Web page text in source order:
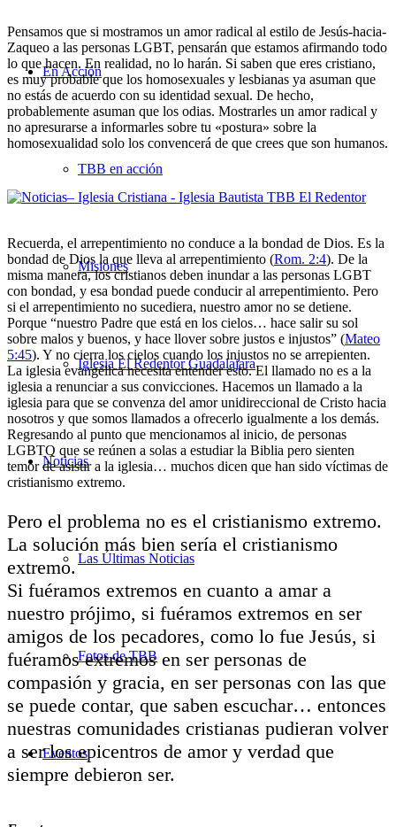
En Acción
TBB en acción
Misiones
Iglesia El Redentor Guadalajara
Noticias
Las Últimas Noticias
Fotos de TBB
Eventos
Pensamos que si mostramos un amor radical al estilo de Jesús-hacia-
Zaqueo a las personas LGBT, pensarán que estamos afirmando todo
lo que hacen. En realidad, no lo harán. Si saben que eres cristiano,
es muy probable que los homosexuales y lesbianas ya asuman que
no estás de acuerdo con su identidad sexual. De hecho,
probablemente asuman que los odias. Mostrarles un amor radical y
no apresurarse a informarles sobre tu «postura» sobre la
homosexualidad solo los convencerá de que crees que son humanos.
Recuerda, el arrepentimiento no conduce a la bondad de Dios. Es la
bondad de Dios la que lleva al arrepentimiento (Rom. 2:4). De la
misma manera, los cristianos deben inundar a las personas LGBT
con bondad, y esa bondad puede conducir al arrepentimiento. Pero
si el arrepentimiento no sucediera, nuestro amor no se detiene.
Porque “nuestro Padre que está en los cielos… hace salir su sol
sobre malos y buenos, y hace llover sobre justos e injustos” (Mateo
5:45). Y no cierra los cielos cuando los injustos no se arrepienten.
La iglesia evangélica necesita entender esto. El llamado no es a la
iglesia a renunciar a sus convicciones. Hacemos un llamado a la
iglesia para que se convenza del amor unidireccional de Cristo hacia
nosotros y que somos llamados a ofrecerlo igualmente a los demás.
Regresando al punto que mencionamos al inicio, de personas
LGBTQ que se reúnen a solas a estudiar la Biblia pero sienten
temor de asistir a la iglesia… muchos dicen que han sido víctimas de
cristianismo extremo.
Pero el problema no es el cristianismo extremo.
La solución más bien sería el cristianismo
extremo.
Si fuéramos extremos en cuanto a amar a
nuestro prójimo, si fuéramos extremos en ser
amigos de los pecadores, como lo fue Jesús, si
fuéramos extremos en ser personas de
compasión y gracia, en ser personas con las que
se puede contar, que saben escuchar… entonces
nuestras comunidades cristianas pudieran volver
a ser los epicentros de amor y verdad que
siempre debieron ser.